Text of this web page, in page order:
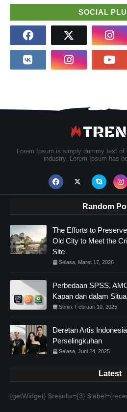
SOCIAL
Lorem Ipsum is simply dummy text
industry. Lorem Ipsum has
Random
The Efforts to
Old City to Meet the
Site
Selasa, Maret 17, 2026
Perbedaan SPSS,
Kapan dan dalam
Senin, Februari 10, 2025
Deretan Artis
Perselingkuhan
Selasa, Juni 24, 2025
Latest
{getWidget} $results={3}